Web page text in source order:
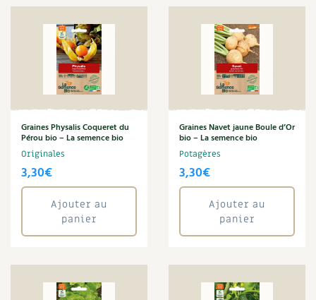
Graines Physalis Coqueret du
Pérou bio – La semence bio
Originales
3,30€
Ajouter au
panier
Graines Navet jaune Boule d’Or
bio – La semence bio
Potagères
3,30€
Ajouter au
panier